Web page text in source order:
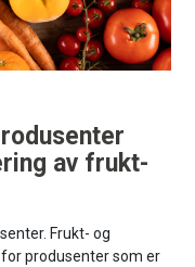
av frukt-
Frukt- og
produsenter som er